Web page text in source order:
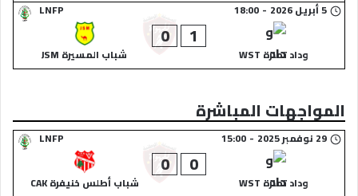
LNFP
5 أبريل 2026 -
18:00
وداد تمارة WST
1
0
شباب المسيرة JSM
المواجهات المباشرة
LNFP 29 نوفمبر 2025 -
15:00
وداد تمارة WST
0
0
شباب أطلس خنيفرة CAK